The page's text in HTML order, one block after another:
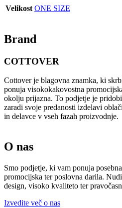
Velikost ONE SIZE
Brand
COTTOVER
Cottover je blagovna znamka, ki
ponuja visokokakovostna
okolju prijazna. To podjetje je
zaradi svoje predanosti izdelavi
in delavce v vseh fazah proizvodnje.
O nas
Smo podjetje, ki vam ponuja
promocijska ter poslovna darila.
design, visoko kvaliteto ter
Izvedite več o nas